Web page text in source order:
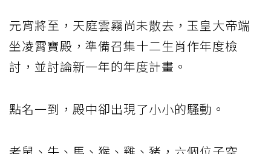
元宵將至，天庭雲霧尚未散去，玉皇大帝端
坐凌霄寶殿，準備召集十二生肖作年度檢
討，並討論新一年的年度計畫。
點名一到，殿中卻出現了小小的騷動。